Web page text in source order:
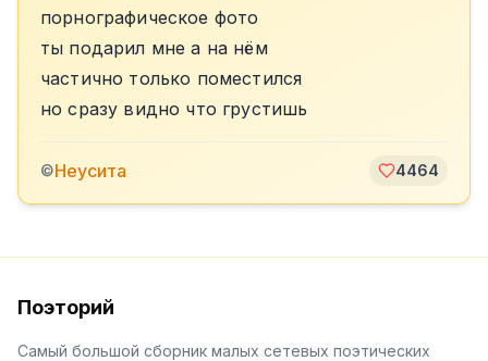
порнографическое фото
ты подарил мне а на нём
частично только поместился
но сразу видно что грустишь
©Неусита 4464
Поэторий
Самый большой сборник малых сетевых поэтических